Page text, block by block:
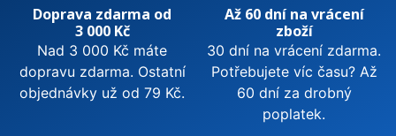
Doprava zdarma od
3 000 Kč
Nad 3 000 Kč máte
dopravu zdarma. Ostatní
objednávky už od 79 Kč.
Až 60 dní na vrácení
zboží
30 dní na vrácení zdarma.
Potřebujete víc času? Až
60 dní za drobný
poplatek.